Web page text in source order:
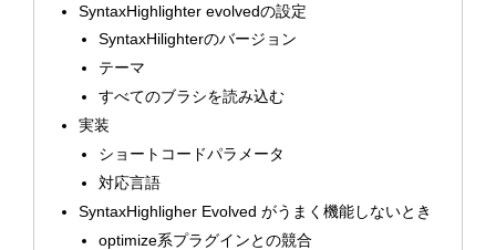
SyntaxHighlighter evolvedの設定
SyntaxHilighterのバージョン
テーマ
すべてのブラシを読み込む
実装
ショートコードパラメータ
対応言語
SyntaxHighligher Evolved がうまく機能しないとき
optimize系プラグインとの競合